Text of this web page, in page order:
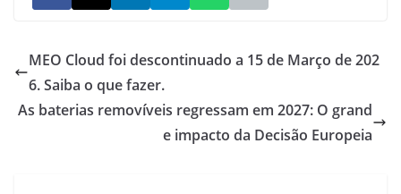
MEO Cloud foi descontinuado a 15 de Março de 202
6. Saiba o que fazer.
As baterias removíveis regressam em 2027: O grand
e impacto da Decisão Europeia